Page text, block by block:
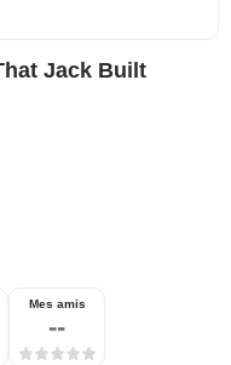
Jack Built
Mes amis
--